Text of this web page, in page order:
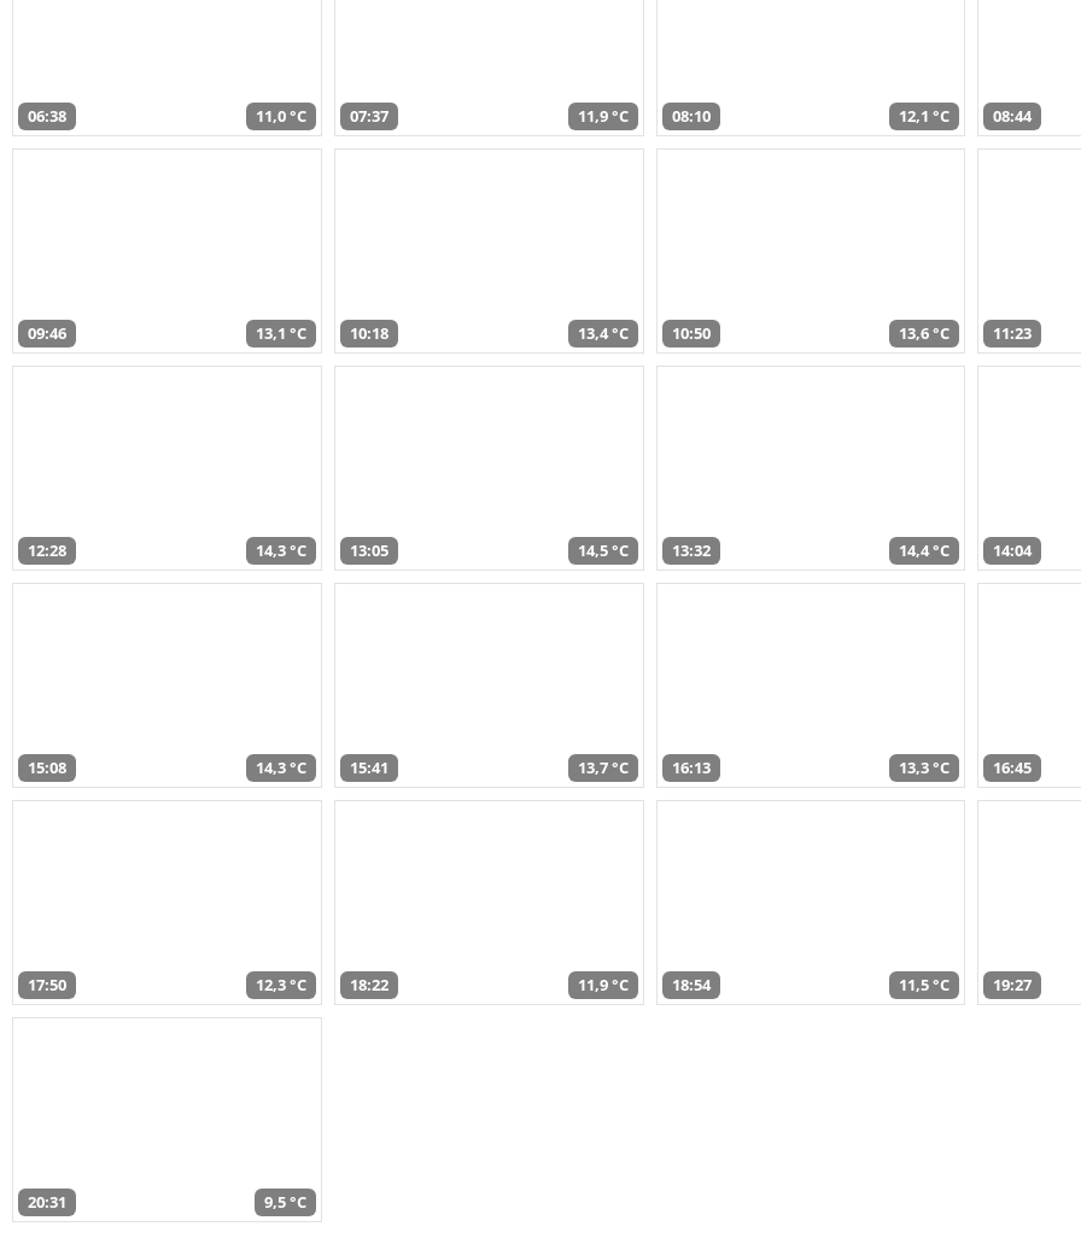
06:38 11,0 °C 07:37 11,9 °C 08:10 12,1 °C 08:44
09:46 13,1 °C 10:18 13,4 °C 10:50 13,6 °C 11:23
12:28 14,3 °C 13:05 14,5 °C 13:32 14,4 °C 14:04
15:08 14,3 °C 15:41 13,7 °C 16:13 13,3 °C 16:45
17:50 12,3 °C 18:22 11,9 °C 18:54 11,5 °C 19:27
20:31 9,5 °C